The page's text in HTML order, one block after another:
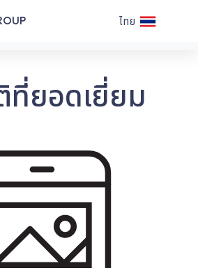
ไทย
ยอดเยี่ยม